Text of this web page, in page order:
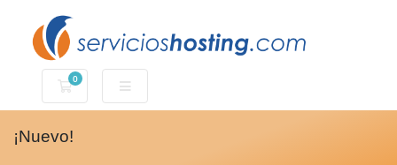
0
Carro de Pedidos
¡Nuevo!